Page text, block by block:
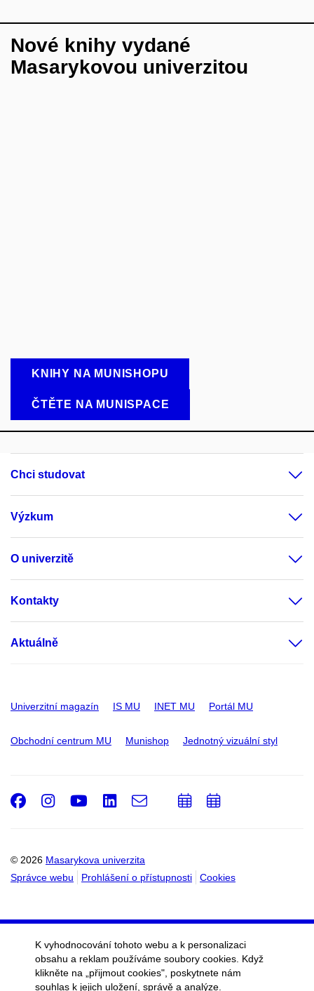
Nové knihy vydané
Masarykovou univerzitou
KNIHY NA MUNISHOPU
ČTĚTE NA MUNISPACE
Chci studovat
Výzkum
O univerzitě
Kontakty
Aktuálně
Univerzitní magazín IS MU INET MU Portál MU
Obchodní centrum MU Munishop Jednotný vizuální styl
© 2026 Masarykova univerzita
Správce webu
Prohlášení o přístupnosti Cookies
Facebook
Instagram
Youtube
LinkedIn
e-
PřidatPřidat
K vyhodnocování tohoto webu a k personalizaci
obsahu a reklam používáme soubory cookies. Když
klikněte na „přijmout cookies", poskytnete nám
souhlas k jejich uložení, správě a analýze.